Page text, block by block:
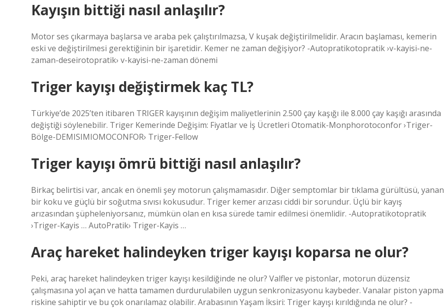
Kayışın bittiği nasıl anlaşılır?
Motor ses çıkarmaya başlarsa ve araba pek çalıştırılmazsa, V kuşak değiştirilmelidir. Aracın başlaması, kemerin
eski ve değiştirilmesi gerektiğinin bir işaretidir. Kemer ne zaman değişiyor? -Autopratikotopratik ›v-kayisi-ne-
zaman-deseirotopratik› v-kayisi-ne-zaman dönemi
Triger kayışı değiştirmek kaç TL?
Türkiye’de 2025’ten itibaren TRIGER kayışının değişim maliyetlerinin 2.500 çay kaşığı ile 8.000 çay kaşığı arasında
değiştiği söylenebilir. Triger Kemerinde Değişim: Fiyatlar ve İş Ücretleri Otomatik-Monphorotoconfor ›Triger-
Bölge-DEMISIMIOMOCONFOR› Triger-Fellow
Triger kayışı ömrü bittiği nasıl anlaşılır?
Birkaç belirtisi var, ancak en önemli şey motorun çalışmamasıdır. Diğer semptomlar bir tıklama gürültüsü, yanan
bir koku ve güçlü bir soğutma sıvısı kokusudur. Triger kemer arızası ciddi bir sorundur. Üçlü bir kayış
arızasından şüpheleniyorsanız, mümkün olan en kısa sürede tamir edilmesi önemlidir. -Autopratikotopratik
›Triger-Kayis … AutoPratik› Triger-Kayis …
Araç hareket halindeyken triger kayışı koparsa ne olur?
Peki, araç hareket halindeyken triger kayışı kesildiğinde ne olur? Valfler ve pistonlar, motorun düzensiz
çalışmasına yol açan ve hatta tamamen durdurulabilen uygun senkronizasyonu kaybeder. Vanalar piston yapma
riskine sahiptir ve bu çok onarılamaz olabilir. Arabasının Yaşam İksiri: Triger kayışı kırıldığında ne olur? -